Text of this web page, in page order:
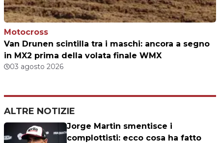
Motocross
Van Drunen scintilla tra i maschi: ancora a segno
in MX2 prima della volata finale WMX
03 agosto 2026
ALTRE NOTIZIE
Jorge Martin smentisce i
complottisti: ecco cosa ha fatto